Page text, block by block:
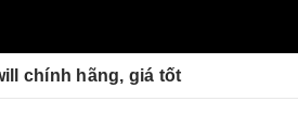
chính hãng, giá tốt